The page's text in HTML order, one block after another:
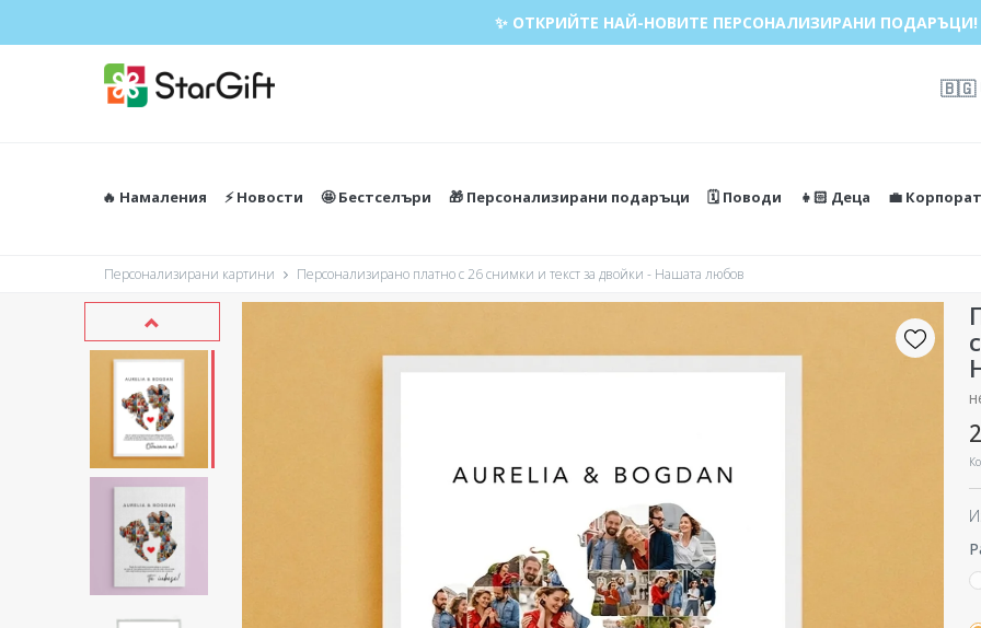
✨ ОТКРИЙТЕ НАЙ-НОВИТЕ ПЕРСОНАЛИЗИРАНИ ПОДАРЪЦИ!
ЛЯТНА РАЗПРОДАЖБА 🌴 ДО -40% ОТСТЪПКА ЗА НАД 100
🇧🇬
🔥 Намаления ⚡️ Новости 🤩 Бестселъри 🎁 Персонализирани подаръци 🗓️ Поводи 👧🏻 Деца 💼
Персонализирани картини Персонализирано платно с 26 снимки и текст за двойки - Нашата любов